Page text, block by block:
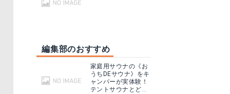
編集部のおすすめ
家庭用サウナの《お
うちDEサウナ》をキ
ャンパーが実体験！
テントサウナとどこ